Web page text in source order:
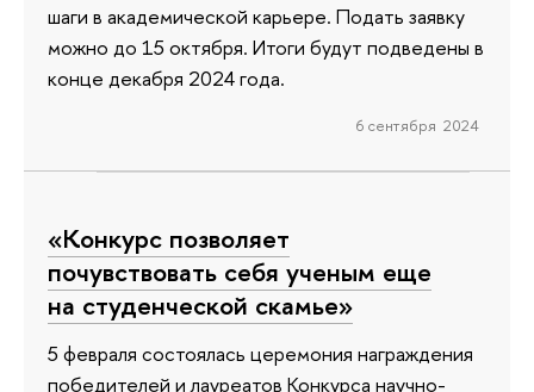
шаги в академической карьере. Подать заявку
можно до 15 октября. Итоги будут подведены в
конце декабря 2024 года.
6 сентября 2024
«Конкурс позволяет
почувствовать себя ученым еще
на студенческой скамье»
5 февраля состоялась церемония награждения
победителей и лауреатов Конкурса научно-